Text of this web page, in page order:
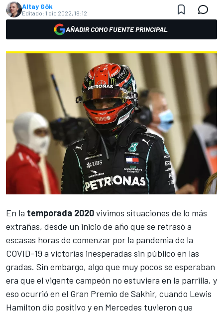
Altay Gök
Editado: 1 dic 2022, 19:12
AÑADIR COMO FUENTE PRINCIPAL
En la temporada 2020vivimos situaciones de lo más
extrañas, desde un inicio de año que se retrasó a
escasas horas de comenzar por la pandemia de la
COVID-19 a victorias inesperadas sin público en las
gradas. Sin embargo, algo que muy pocos se esperaban
era que el vigente campeón no estuviera en la parrilla, y
eso ocurrió en el Gran Premio de Sakhir, cuando Lewis
Hamilton dio positivo y en Mercedes tuvieron que